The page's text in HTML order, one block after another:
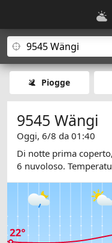
Piogge
9545 Wängi
Oggi, 6/8 da 01:40
Di notte prima
6 nuvoloso.